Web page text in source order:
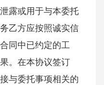
露或用于与本委托
乙方应按照诚实信
同中已约定的工
。在本协议签订
与委托事项相关的